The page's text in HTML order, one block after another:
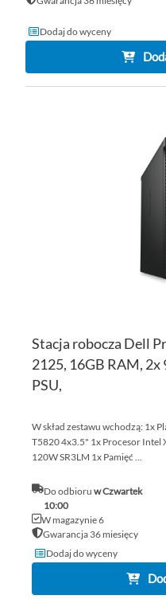
Dodaj do wyceny
Stacja robocza Dell
2125, 16GB RAM, 2x
PSU,
W skład zestawu wchodzą: 1x
T5820 4x3.5" 1x Procesor Intel
120W SR3LM 1x Pamięć ...
Do odbioruw Czwartek
10:00
W magazynie 6
Gwarancja 36 miesięcy
Dodaj do wyceny